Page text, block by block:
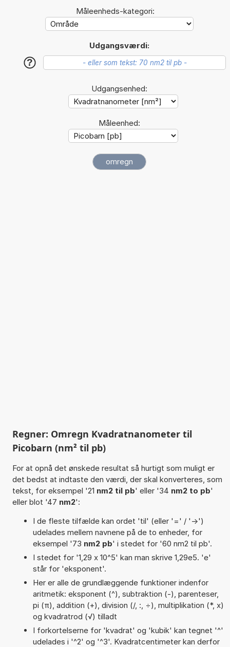
Måleenheds-kategori:
Udgangsværdi:
?
Udgangsenhed:
Måleenhed:
Regner: Omregn Kvadratnanometer til
Picobarn (nm² til pb)
For at opnå det ønskede resultat så hurtigt som muligt er
det bedst at indtaste den værdi, der skal konverteres, som
tekst, for eksempel '21 nm2 til pb' eller '34 nm2 to pb'
eller blot '47 nm2':
I de fleste tilfælde kan ordet 'til' (eller '=' / '->')
udelades mellem navnene på de to enheder, for
eksempel '73 nm2 pb' i stedet for '60 nm2 til pb'.
I stedet for '1,29 x 10^5' kan man skrive 1,29e5. 'e'
står for 'eksponent'.
Her er alle de grundlæggende funktioner indenfor
aritmetik: eksponent (^), subtraktion (-), parenteser,
pi (π), addition (+), division (/, :, ÷), multiplikation (*, x)
og kvadratrod (√) tilladt
I forkortelserne for 'kvadrat' og 'kubik' kan tegnet '^'
udelades i '^2' og '^3'. Kvadratcentimeter kan derfor